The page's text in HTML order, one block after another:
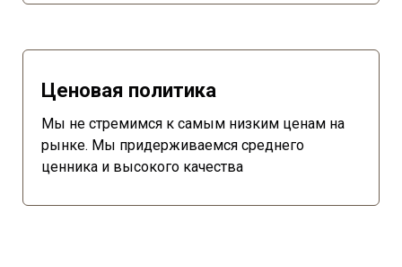
Ценовая политика
Мы не стремимся к самым низким ценам на
рынке. Мы придерживаемся среднего
ценника и высокого качества